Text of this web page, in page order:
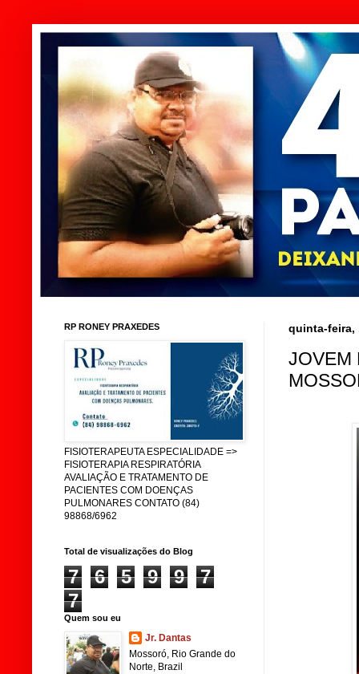
quinta-feira,
JOVEM
RP RONEY PRAXEDES
FISIOTERAPEUTA ESPECIALIDADE =>
FISIOTERAPIA RESPIRATÓRIA
AVALIAÇÃO E TRATAMENTO DE
PACIENTES COM DOENÇAS
PULMONARES CONTATO (84)
98868/6962
Total de visualizações do Blog
7 6 5 9 9
7
7
Quem sou eu
Jr. Dantas
Mossoró, Rio Grande do
Norte, Brazil